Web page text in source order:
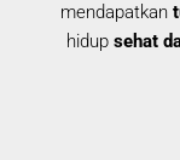
mendapatkan
hidup sehat